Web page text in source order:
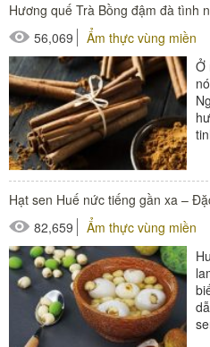
Hương quế Trà Bồng đậm đà tình
56,069
Ẩm thực vùng miền
Ở
Hạt sen Huế nức tiếng gần xa –
82,659
Ẩm thực vùng miền